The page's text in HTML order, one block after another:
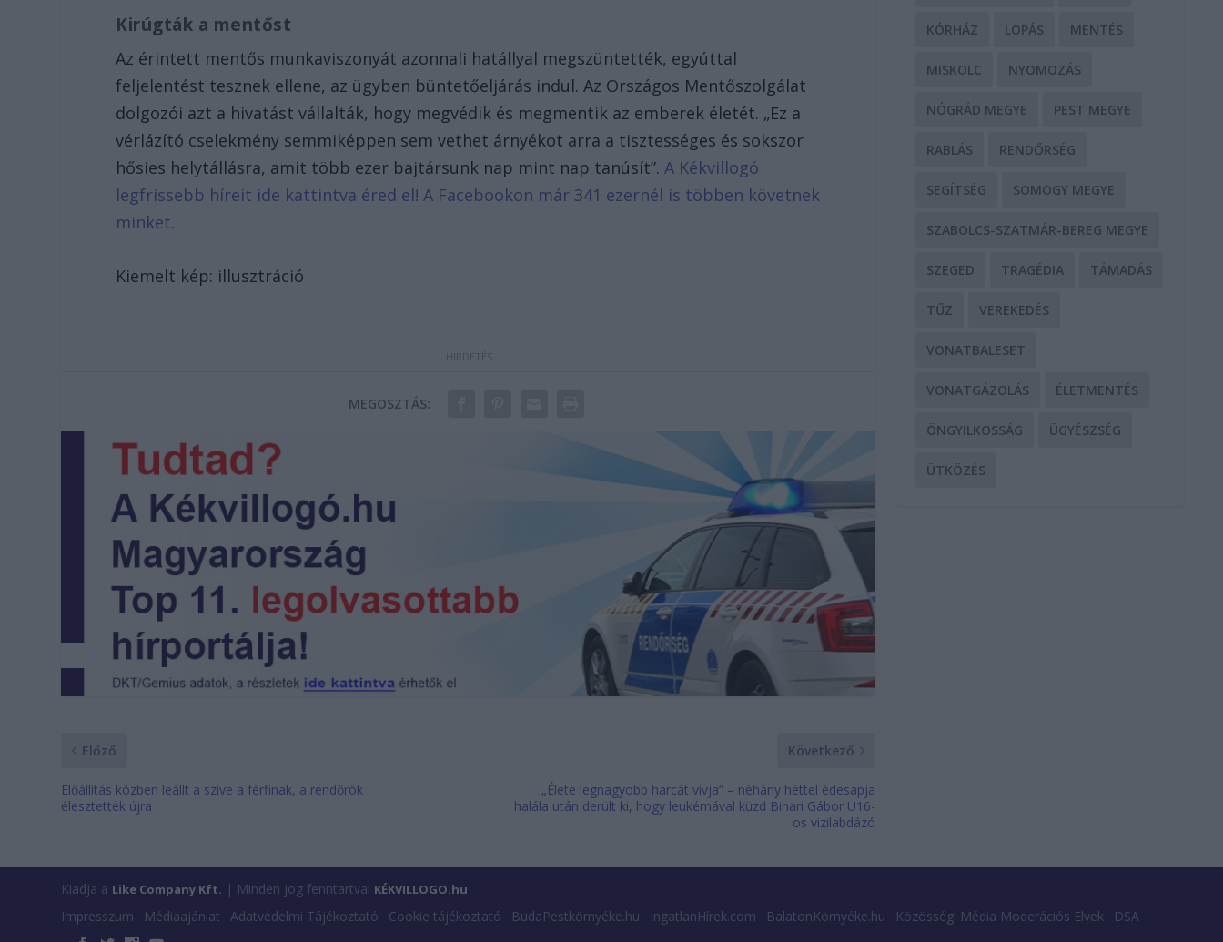
Kirúgták a mentőst
Az érintett mentős munkaviszonyát azonnali hatállyal megszüntették, egyúttal
feljelentést tesznek ellene, az ügyben büntetőeljárás indul. Az Országos Mentőszolgálat
dolgozói azt a hivatást vállalták, hogy megvédik és megmentik az emberek életét. „Ez a
vérlázító cselekmény semmiképpen sem vethet árnyékot arra a tisztességes és sokszor
hősies helytállásra, amit több ezer bajtársunk nap mint nap tanúsít”. A Kékvillogó
legfrissebb híreit ide kattintva éred el! A Facebookon már 341 ezernél is többen követnek
minket.
Kiemelt kép: illusztráció
MEGOSZTÁS:
Előző
Előállítás közben leállt a szíve a férfinak, a rendőrök
élesztették újra
Következő
„Élete legnagyobb harcát vívja” – néhány héttel édesapja
halála után derült ki, hogy leukémával küzd Bihari Gábor U16-
os vizilabdázó
KÓRHÁZ LOPÁS MENTÉS
MISKOLC NYOMOZÁS
NÓGRÁD MEGYE PEST MEGYE
RABLÁS RENDŐRSÉG
SEGÍTSÉG SOMOGY MEGYE
SZABOLCS-SZATMÁR-BEREG MEGYE
SZEGED TRAGÉDIA TÁMADÁS
TŰZ VEREKEDÉS
VONATBALESET
VONATGÁZOLÁS ÉLETMENTÉS
ÖNGYILKOSSÁG ÜGYÉSZSÉG
ÜTKÖZÉS
Kiadja a Like Company Kft. | Minden jog fenntartva! KÉKVILLOGO.hu
Impresszum Médiaajánlat Adatvédelmi Tájékoztató Cookie tájékoztató BudaPestkörnyéke.hu IngatlanHírek.com BalatonKörnyéke.hu Közösségi Média Moderációs Elvek DSA